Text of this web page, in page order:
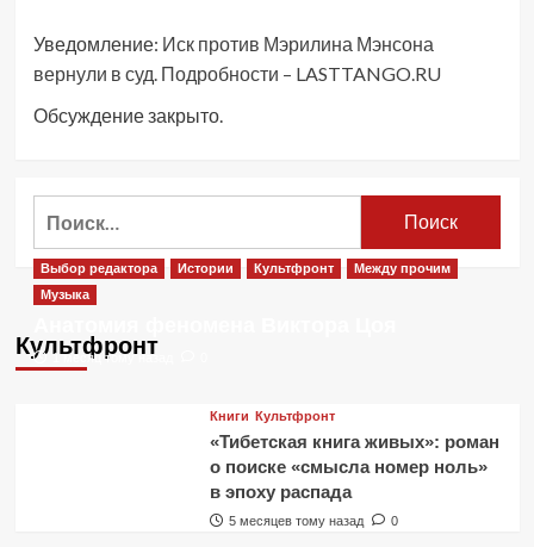
Уведомление: Иск против Мэрилина Мэнсона
вернули в суд. Подробности – LASTTANGO.RU
Обсуждение закрыто.
Культфронт
Выбор редактора Истории Культфронт
Между прочим
Музыка
1 месяц тому назад
Книги Культфронт
«Тибетская книга живых»: роман
о поиске «смысла номер ноль»
в эпоху распада
5 месяцев тому назад 0